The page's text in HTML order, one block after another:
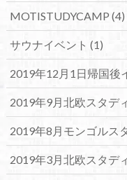
MOTISTUDYCAMP (4)
サウナイベント (1)
2019年12月1日帰国後
2019年9月北欧スタデ
2019年8月モンゴルス
2019年3月北欧スタデ